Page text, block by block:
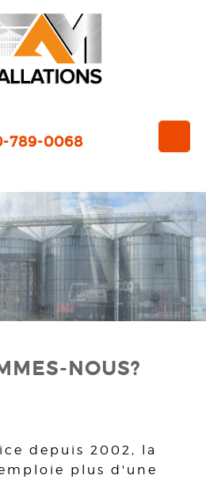
789-0068
NOUS?
depuis 2002, la
plus d'une